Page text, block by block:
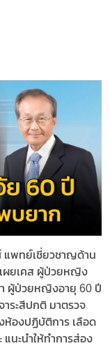
แพทย์เชี่ยวชาญด้าน
เผยเคส ผู้ป่วยหญิง
า ผู้ป่วยหญิงอายุ 60 ปี
ระสีปกติ มาตรวจ
ห้องปฏิบัติการ เลือด
นะนำให้ทำการส่อง